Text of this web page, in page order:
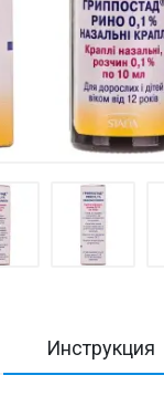
Инструкция